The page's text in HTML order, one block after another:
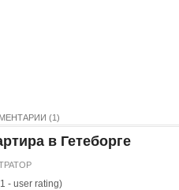
(1)
в Гетеборге
1 - user rating)